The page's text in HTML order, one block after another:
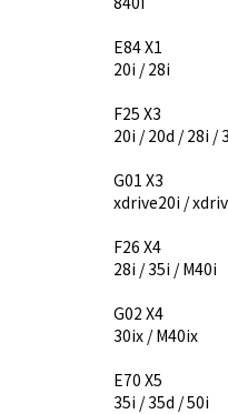
E84 X1
20i / 28i
F25 X3
20i / 20d / 28i /
G01 X3
xdrive20i /
F26 X4
28i / 35i / M40i
G02 X4
30ix / M40ix
E70 X5
35i / 35d / 50i